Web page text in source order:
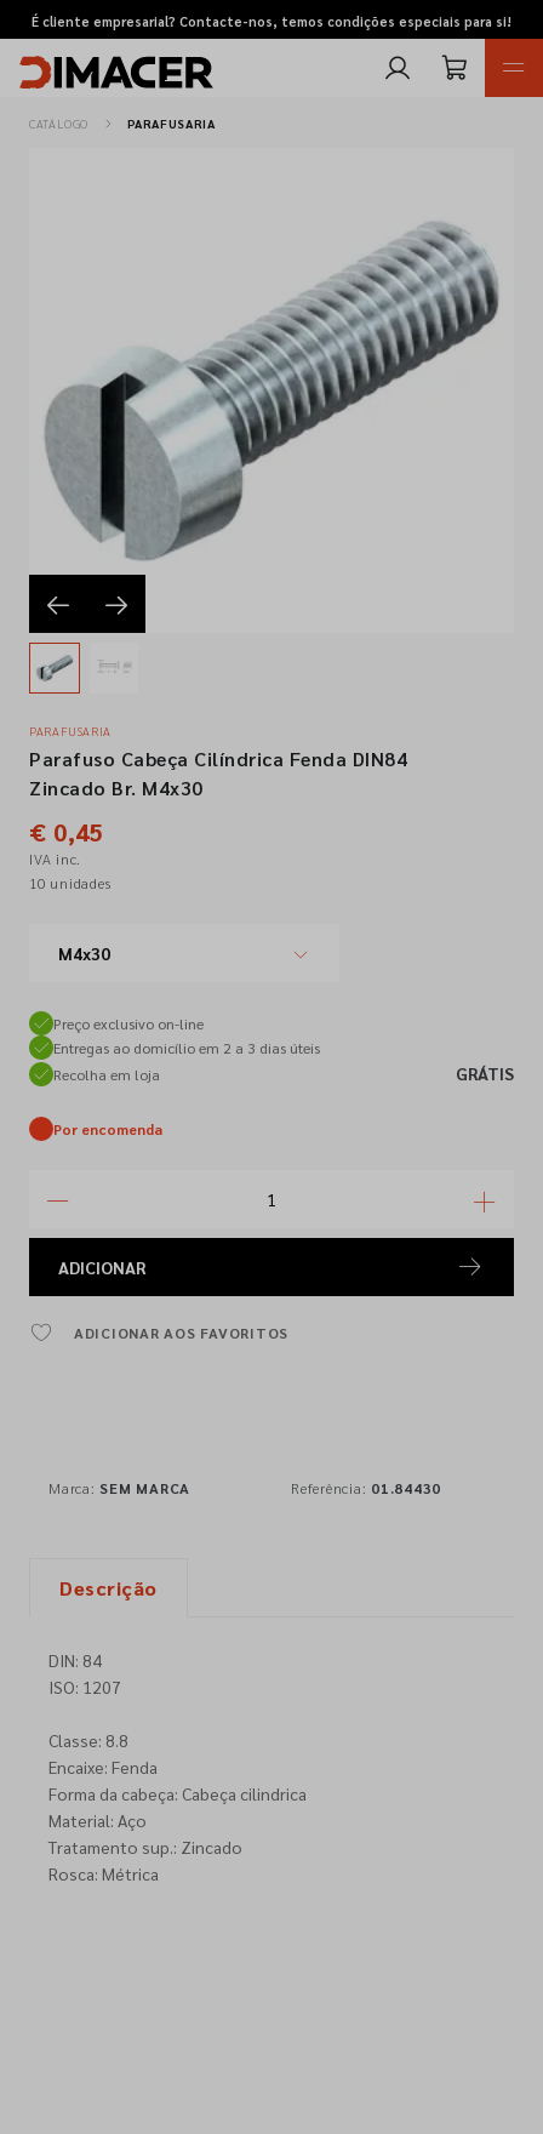
É cliente empresarial? Contacte-nos, temos condições especiais para si!
Pedidos de cotação
Marcas
Favoritos
Empresa
Contactos
Siga-nos nas redes sociais
CATÁLOGO PARAFUSARIA
PARAFUSARIA
Parafuso Cabeça Cilíndrica Fenda DIN84
Zincado Br. M4x30
€ 0,45
IVA inc.
10 unidades
M4x30
Preço exclusivo on-line
Entregas ao domicílio em 2 a 3 dias úteis
Recolha em loja
GRÁTIS
Por encomenda
ADICIONAR
ADICIONAR AOS FAVORITOS
Marca: SEM MARCA Referência: 01.84430
Descrição
DIN: 84
ISO: 1207
Classe: 8.8
Encaixe: Fenda
Forma da cabeça: Cabeça cilindrica
Material: Aço
Tratamento sup.: Zincado
Rosca: Métrica